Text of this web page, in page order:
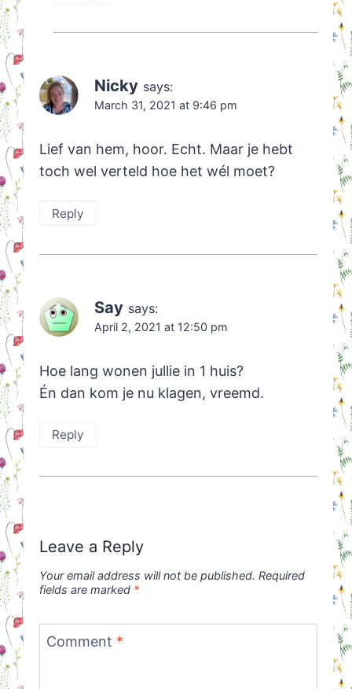
Nicky says:
March 31, 2021 at 9:46 pm
Lief van hem, hoor. Echt. Maar je hebt
toch wel verteld hoe het wél moet?
Reply
Say says:
April 2, 2021 at 12:50 pm
Hoe lang wonen jullie in 1 huis?
Én dan kom je nu klagen, vreemd.
Reply
Leave a Reply
Your email address will not be published. Required
fields are marked *
Comment *